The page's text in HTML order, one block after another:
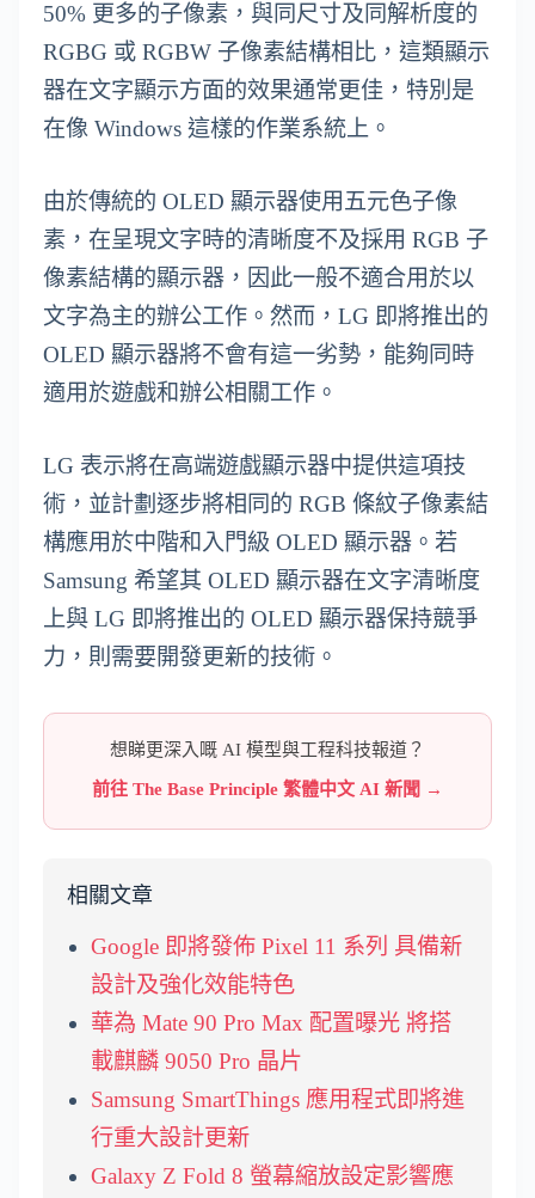
50% 更多的子像素，與同尺寸及同解析度的
RGBG 或 RGBW 子像素結構相比，這類顯示
器在文字顯示方面的效果通常更佳，特別是
在像 Windows 這樣的作業系統上。
由於傳統的 OLED 顯示器使用五元色子像
素，在呈現文字時的清晰度不及採用 RGB 子
像素結構的顯示器，因此一般不適合用於以
文字為主的辦公工作。然而，LG 即將推出的
OLED 顯示器將不會有這一劣勢，能夠同時
適用於遊戲和辦公相關工作。
LG 表示將在高端遊戲顯示器中提供這項技
術，並計劃逐步將相同的 RGB 條紋子像素結
構應用於中階和入門級 OLED 顯示器。若
Samsung 希望其 OLED 顯示器在文字清晰度
上與 LG 即將推出的 OLED 顯示器保持競爭
力，則需要開發更新的技術。
想睇更深入嘅 AI 模型與工程科技報道？
前往 The Base Principle 繁體中文 AI 新聞 →
相關文章
Google 即將發佈 Pixel 11 系列 具備新
設計及強化效能特色
華為 Mate 90 Pro Max 配置曝光 將搭
載麒麟 9050 Pro 晶片
Samsung SmartThings 應用程式即將進
行重大設計更新
Galaxy Z Fold 8 螢幕縮放設定影響應